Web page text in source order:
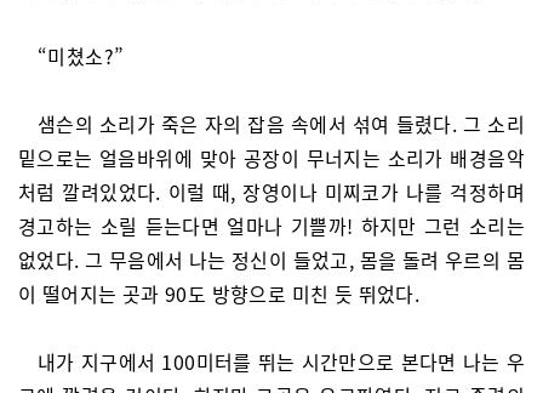
“미쳤소?”
샘슨의 소리가 죽은 자의 잡음 속에서 섞여 들렸다. 그 소리
밑으로는 얼음바위에 맞아 공장이 무너지는 소리가 배경음악
처럼 깔려있었다. 이럴 때, 장영이나 미찌코가 나를 걱정하며
경고하는 소릴 듣는다면 얼마나 기쁠까! 하지만 그런 소리는
없었다. 그 무음에서 나는 정신이 들었고, 몸을 돌려 우르의 몸
이 떨어지는 곳과 90도 방향으로 미친 듯 뛰었다.
내가 지구에서 100미터를 뛰는 시간만으로 본다면 나는 우